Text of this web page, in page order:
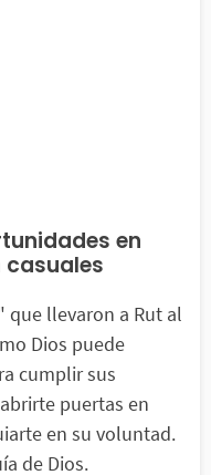
en
casuales
llevaron a Rut al
Dios puede
cumplir sus
puertas en
en su voluntad.
de Dios.